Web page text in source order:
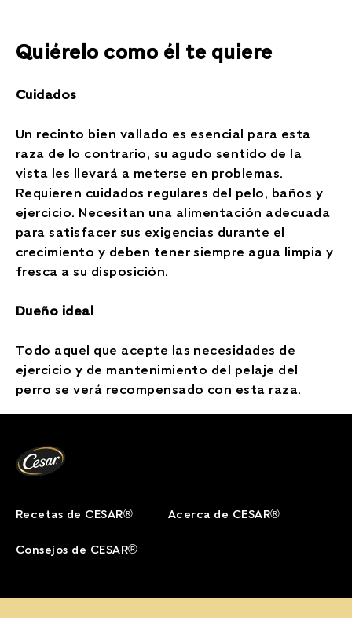
Quiérelo como él te quiere
Cuidados
Un recinto bien vallado es esencial para esta
raza de lo contrario, su agudo sentido de la
vista les llevará a meterse en problemas.
Requieren cuidados regulares del pelo, baños y
ejercicio. Necesitan una alimentación adecuada
para satisfacer sus exigencias durante el
crecimiento y deben tener siempre agua limpia y
fresca a su disposición.
Dueño ideal
Todo aquel que acepte las necesidades de
ejercicio y de mantenimiento del pelaje del
perro se verá recompensado con esta raza.
Recetas de CESAR® Acerca de CESAR®
Consejos de CESAR®